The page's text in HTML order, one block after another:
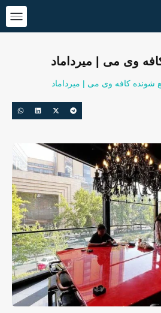
وی می | میرداماد
شونده کافه وی می | میرداماد